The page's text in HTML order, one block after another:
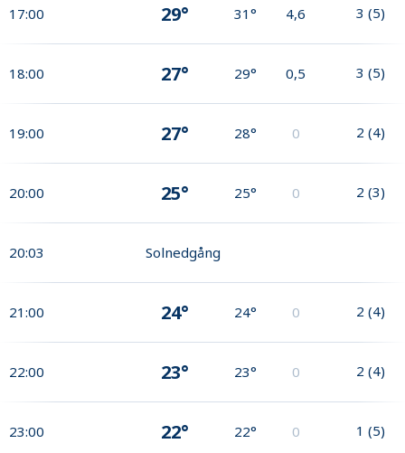
17:00 29° 31° 4,6 3 (5)
18:00 27° 29° 0,5 3 (5)
19:00 27° 28° 0 2 (4)
20:00 25° 25° 0 2 (3)
20:03 Solnedgång
21:00 24° 24° 0 2 (4)
22:00 23° 23° 0 2 (4)
23:00 22° 22° 0 1 (5)